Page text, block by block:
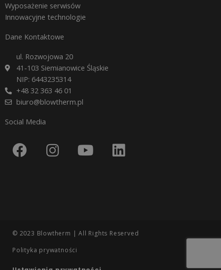
Wyposażenie serwisów
Innowacyjne technologie
Dane Kontaktowe
ul. Rozwojowa 20
41-103 Siemianowice Śląskie
NIP: 6443235314
+48 32 363 46 01
biuro@blowtherm.pl
Social Media
F
a
o
k
I
n
r
a
m
Y
o
e
L
i
i
© 2023 Blowtherm | All Rights Reserved
Polityka prywatności